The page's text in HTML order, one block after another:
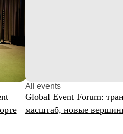
All events
Global Event Forum:
масштаб, новые вершины